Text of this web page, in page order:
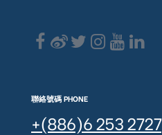
聯絡號碼 PHONE
+(886)6 253 2727